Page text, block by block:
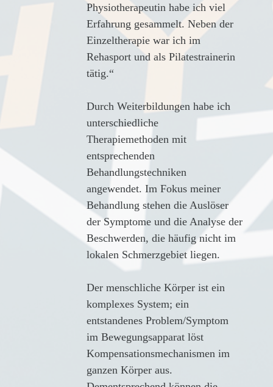
Physiotherapeutin habe ich viel
Erfahrung gesammelt. Neben der
Einzeltherapie war ich im
Rehasport und als Pilatestrainerin
tätig.“
Durch Weiterbildungen habe ich
unterschiedliche
Therapiemethoden mit
entsprechenden
Behandlungstechniken
angewendet. Im Fokus meiner
Behandlung stehen die Auslöser
der Symptome und die Analyse der
Beschwerden, die häufig nicht im
lokalen Schmerzgebiet liegen.
Der menschliche Körper ist ein
komplexes System; ein
entstandenes Problem/Symptom
im Bewegungsapparat löst
Kompensationsmechanismen im
ganzen Körper aus.